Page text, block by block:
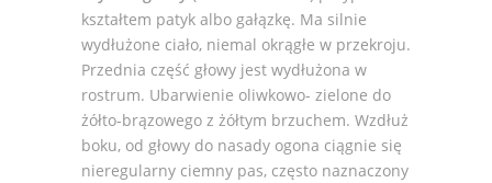
kształtem patyk albo gałązkę. Ma silnie
wydłużone ciało, niemal okrągłe w przekroju.
Przednia część głowy jest wydłużona w
rostrum. Ubarwienie oliwkowo- zielone do
żółto-brązowego z żółtym brzuchem. Wzdłuż
boku, od głowy do nasady ogona ciągnie się
nieregularny ciemny pas, często naznaczony